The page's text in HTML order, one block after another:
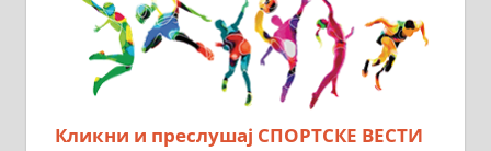
Кликни и преслушај СПОРТСКЕ ВЕСТИ